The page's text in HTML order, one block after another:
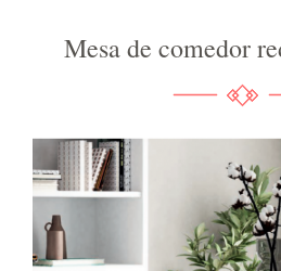
Mesa de comedor